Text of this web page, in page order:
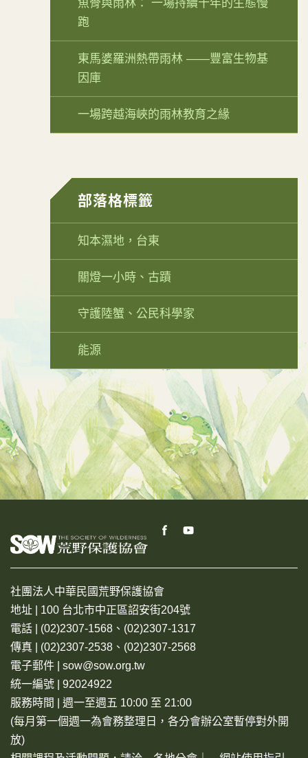
魚骨與雨林： 一場持續十年的生態慢
跑
東馬婆羅洲熱帶雨林 ——豐富生物基
因庫
一場跨越海峽的雨林教育之緣
部落格標籤
知本濕地，台東
關燈一小時、古蹟
守護陸蟹、公民科學家
能源
社團法人中華民國荒野保護協會
地址 | 100 台北市中正區詔安街204號
電話 | (02)2307-1568、(02)2307-1317
傳真 | (02)2307-2538、(02)2307-2568
電子郵件 | sow@sow.org.tw
統一編號 | 92024922
服務時間 | 週一至週五 10:00 至 21:00
(每月第一個週一為會務整理日，各分會辦公室暫停對外開
放)